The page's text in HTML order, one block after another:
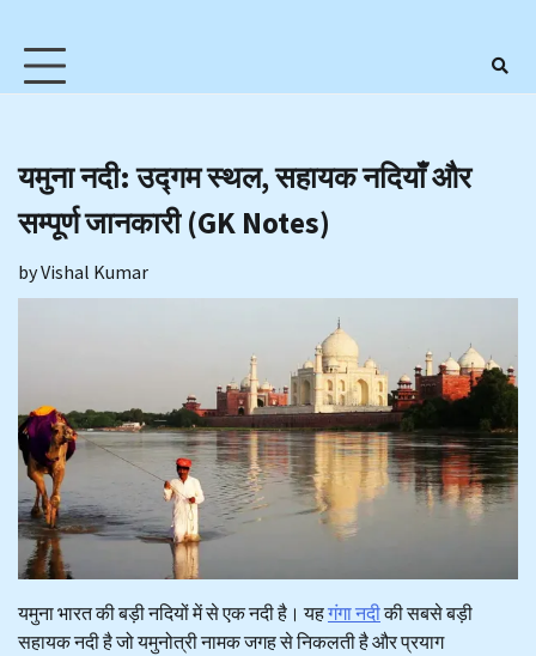
यमुना नदी: उद्गम स्थल, सहायक नदियाँ और
सम्पूर्ण जानकारी (GK Notes)
byVishal Kumar
यमुना भारत की बड़ी नदियों में से एक नदी है। यहगंगा नदीकी सबसे बड़ी
सहायक नदी है जो यमुनोत्री नामक जगह से निकलती है और प्रयाग